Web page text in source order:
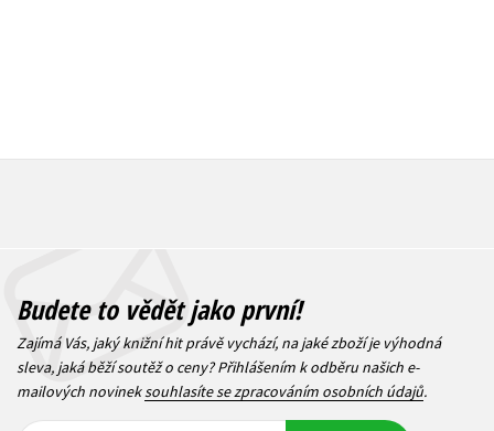
Budete to vědět jako první!
Zajímá Vás, jaký knižní hit právě vychází, na jaké zboží je výhodná
sleva, jaká běží soutěž o ceny? Přihlášením k odběru našich e-
mailových novineksouhlasíte se zpracováním osobních údajů.